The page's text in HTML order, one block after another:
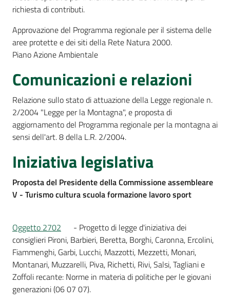
richiesta di contributi.
Approvazione del Programma regionale per il sistema delle
aree protette e dei siti della Rete Natura 2000.
Piano Azione Ambientale
Comunicazioni e relazioni
Relazione sullo stato di attuazione della Legge regionale n.
2/2004 "Legge per la Montagna", e proposta di
aggiornamento del Programma regionale per la montagna ai
sensi dell'art. 8 della L.R. 2/2004.
Iniziativa legislativa
Proposta del Presidente della Commissione assembleare
V - Turismo cultura scuola formazione lavoro sport
Oggetto 2702
- Progetto di legge d'iniziativa dei
consiglieri Pironi, Barbieri, Beretta, Borghi, Caronna, Ercolini,
Fiammenghi, Garbi, Lucchi, Mazzotti, Mezzetti, Monari,
Montanari, Muzzarelli, Piva, Richetti, Rivi, Salsi, Tagliani e
Zoffoli recante: Norme in materia di politiche per le giovani
generazioni (06 07 07).